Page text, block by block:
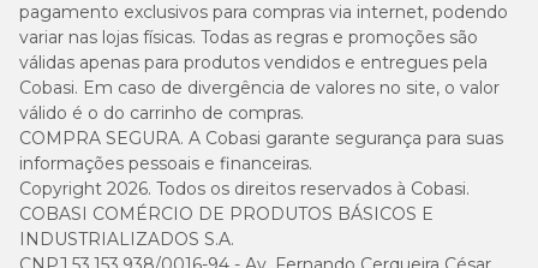
pagamento exclusivos para compras via internet, podendo
variar nas lojas físicas. Todas as regras e promoções são
válidas apenas para produtos vendidos e entregues pela
Cobasi. Em caso de divergência de valores no site, o valor
válido é o do carrinho de compras.
COMPRA SEGURA. A Cobasi garante segurança para suas
informações pessoais e financeiras.
Copyright 2026. Todos os direitos reservados à Cobasi.
COBASI COMÉRCIO DE PRODUTOS BÁSICOS E
INDUSTRIALIZADOS S.A.